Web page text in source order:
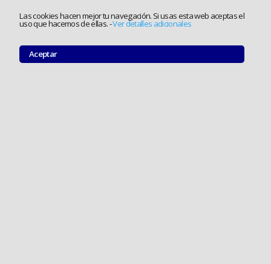
Las cookies hacen mejor tu navegación. Si usas esta web aceptas el
uso que hacemos de ellas.-Ver detalles adicionales
Aceptar